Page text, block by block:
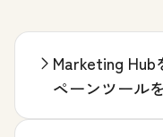
Marketing
ペーンツール